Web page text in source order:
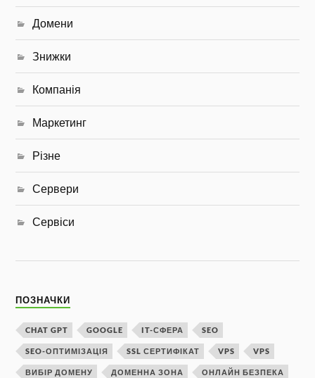
Домени
Знижки
Компанія
Маркетинг
Різне
Сервери
Сервіси
ПОЗНАЧКИ
CHAT GPT GOOGLE IT-СФЕРА SEO
SEO-ОПТИМІЗАЦІЯ SSL СЕРТИФІКАТ VPS VPS
ВИБІР ДОМЕНУ ДОМЕННА ЗОНА ОНЛАЙН БЕЗПЕКА